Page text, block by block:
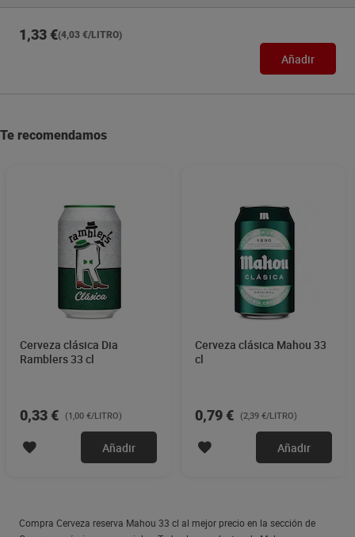
1,33 €(4,03 €/LITRO)
Añadir
Te recomendamos
Cerveza clásica Dia
Ramblers 33 cl
0,33 € (1,00 €/LITRO)
Añadir
Cerveza clásica Mahou 33
cl
0,79 € (2,39 €/LITRO)
Añadir
Compra Cerveza reserva Mahou 33 cl al mejor precio en la sección de